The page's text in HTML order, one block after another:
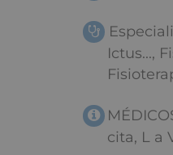
Ictus...,
cita, L a